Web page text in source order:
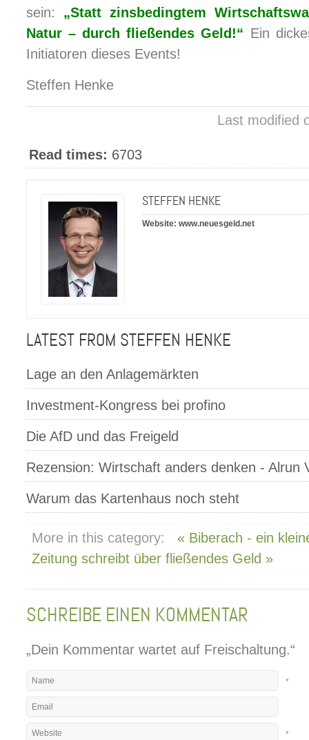
sein: „Statt zinsbedingtem
Natur – durch fließendes Geld!“ Ein
Initiatoren dieses Events!
Steffen Henke
Last modified
Read times: 6703
STEFFEN HENKE
Website: www.neuesgeld.net
LATEST FROM STEFFEN HENKE
Lage an den Anlagemärkten
Investment-Kongress bei profino
Die AfD und das Freigeld
Rezension: Wirtschaft anders denken - Alrun
Warum das Kartenhaus noch steht
More in this category:
« Biberach - ein
Zeitung schreibt über fließendes Geld »
SCHREIBE EINEN KOMMENTAR
„Dein Kommentar wartet auf Freischaltung.“
*
*